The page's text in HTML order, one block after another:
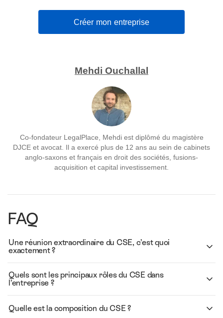
Créer mon entreprise
Mehdi Ouchallal
Co-fondateur LegalPlace, Mehdi est diplômé du magistère
DJCE et avocat. Il a exercé plus de 12 ans au sein de cabinets
anglo-saxons et français en droit des sociétés, fusions-
acquisition et capital investissement.
FAQ
Une réunion extraordinaire du CSE, c’est quoi
exactement ?
Quels sont les principaux rôles du CSE dans
l’entreprise ?
Quelle est la composition du CSE ?